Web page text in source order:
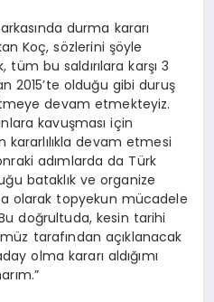
durma kararı
Koç, sözlerini şöyle
bu saldırılara karşı 3
2015’te olduğu gibi duruş
devam etmekteyiz.
kavuşması için
kararlılıkla devam etmesi
adımlarda da Türk
bataklık ve organize
olarak topyekun mücadele
doğrultuda, kesin tarihi
tarafından açıklanacak
olma kararı aldığımı